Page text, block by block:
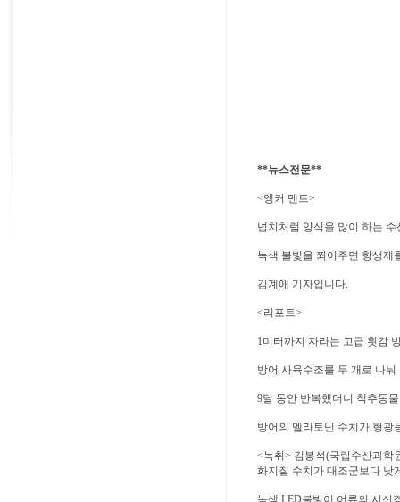
**뉴스전문**
<앵커 멘트>
넙치처럼 양식을 많이 하는
녹색 불빛을 쬐어주면 항생제
김계애 기자입니다.
<리포트>
1미터까지 자라는 고급 횟감
방어 사육수조를 두 개로 나
9달 동안 반복했더니 척추동
방어의 멜라토닌 수치가 형광
<녹취> 김봉석(국립수산과학
화지질 수치가 대조군보다 낮
녹색 LED불빛이 어류의 시신